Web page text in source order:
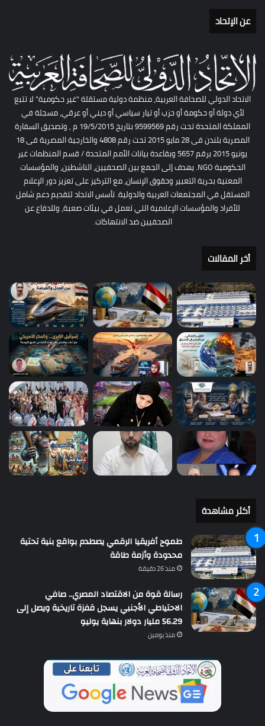
عن الإتحاد
الاتحاد الدولي للصحافة العربية، منظمة دولية مستقلة "غير حكومية" لا تتبع
لأي دولة أو حكومة أو حزب أو تيار سياسي أو ديني أو عرقي، مسجلة في
المملكة المتحدة تحت رقم 9599569 بتاريخ 19/5/2015 م , وتصديق السفارة
المصرية بلندن فى 28 مايو 2015 تحت رقم 4808 والخارجية المصرية فى 18
يونيو 2015 برقم 5657 وبقاعدة بيانات الأمم المتحدة / قسم المنظمات غير
الحكومية NGO. يهدف إلى الجمع بين الصحفيين، الناشطين، والمؤسسات
المعنية بحرية التعبير وحقوق الإنسان، مع التركيز على تعزيز دور الإعلام
المستقل في المجتمعات العربية والدولية. تأسس الاتحاد لتقديم دعم شامل
للأفراد والمؤسسات الإعلامية التي تعمل في بيئات صعبة، وللدفاع عن
الصحفيين ضد الانتهاكات.
أخر المقالات
أكثر مشاهدة
طموح أفريقيا الرقمي يصطدم بواقع بنية تحتية
محدودة وأزمة طاقة
منذ 26 دقيقة
رسالة قوة من الاقتصاد المصري.. صافي
الاحتياطي الأجنبي يسجل قفزة تاريخية ويصل إلى
56.29 مليار دولار بنهاية يوليو
منذ يومين